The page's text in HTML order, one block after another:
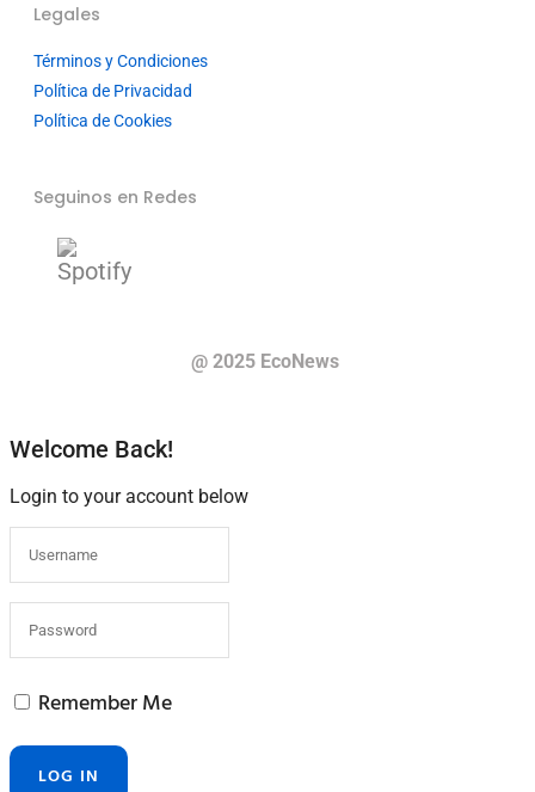
Legales
Términos y Condiciones
Política de Privacidad
Política de Cookies
Seguinos en Redes
@ 2025 EcoNews
Welcome Back!
Login to your account below
Remember Me